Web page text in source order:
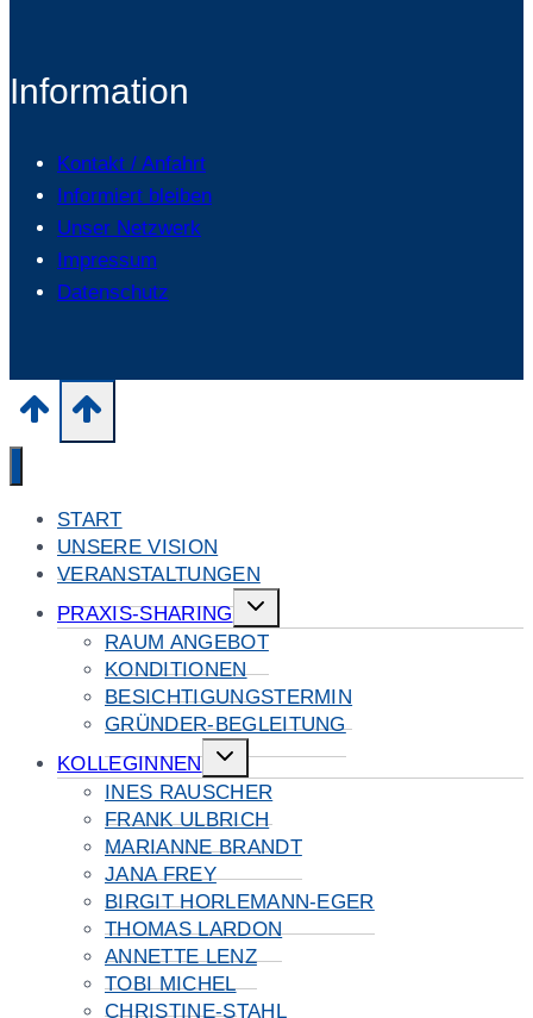
Information
Kontakt / Anfahrt
Informiert bleiben
Unser Netzwerk
Impressum
Datenschutz
START
UNSERE VISION
VERANSTALTUNGEN
PRAXIS-SHARING
Untermenü
umschalten
RAUM ANGEBOT
KONDITIONEN
BESICHTIGUNGSTERMIN
GRÜNDER-BEGLEITUNG
KOLLEGINNEN
Untermenü
umschalten
INES RAUSCHER
FRANK ULBRICH
MARIANNE BRANDT
JANA FREY
BIRGIT HORLEMANN-EGER
THOMAS LARDON
ANNETTE LENZ
TOBI MICHEL
CHRISTINE-STAHL